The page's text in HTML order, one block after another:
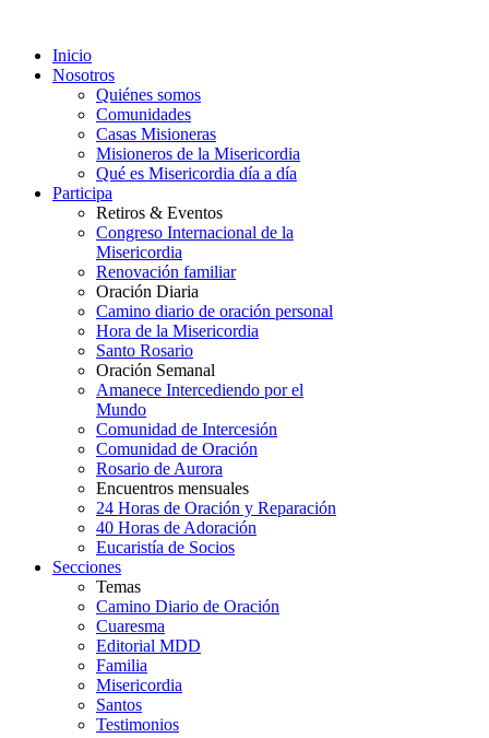
Inicio
Nosotros
Quiénes somos
Comunidades
Casas Misioneras
Misioneros de la Misericordia
Qué es Misericordia día a día
Participa
Retiros & Eventos
Congreso Internacional de la
Misericordia
Renovación familiar
Oración Diaria
Camino diario de oración personal
Hora de la Misericordia
Santo Rosario
Oración Semanal
Amanece Intercediendo por el
Mundo
Comunidad de Intercesión
Comunidad de Oración
Rosario de Aurora
Encuentros mensuales
24 Horas de Oración y Reparación
40 Horas de Adoración
Eucaristía de Socios
Secciones
Temas
Camino Diario de Oración
Cuaresma
Editorial MDD
Familia
Misericordia
Santos
Testimonios